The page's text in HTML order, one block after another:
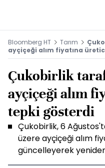
Bloomberg HT Tarım
ayçiçeği alım fiyatına
Çukobirlik
ayçiçeği alım
tepki gösterdi
Çukobirlik, 6
üzere ayçiçeği alım
güncelleyerek yeniden